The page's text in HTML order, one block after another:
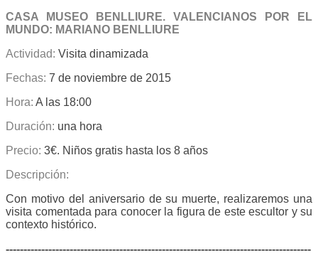
CASA MUSEO BENLLIURE. VALENCIANOS POR EL
MUNDO: MARIANO BENLLIURE
Actividad: Visita dinamizada
Fechas: 7 de noviembre de 2015
Hora: A las 18:00
Duración: una hora
Precio: 3€. Niños gratis hasta los 8 años
Descripción:
Con motivo del aniversario de su muerte, realizaremos una
visita comentada para conocer la figura de este escultor y su
contexto histórico.
--------------------------------------------------------------------------------------